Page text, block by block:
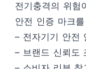
전기충격의 위험
안전 인증 마크
– 전자기기 안전
– 브랜드 신뢰도